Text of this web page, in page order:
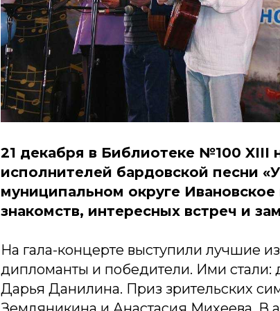
21 декабря в Библиотеке №100 XIII
исполнителей бардовской песни
муниципальном округе
знакомств, интересных встреч и
На гала-концерте выступили лучшие
дипломанты и победители. Ими стали:
Дарья Данилина. Приз зрительских